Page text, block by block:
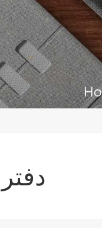
A5 Sprial PP دفتر